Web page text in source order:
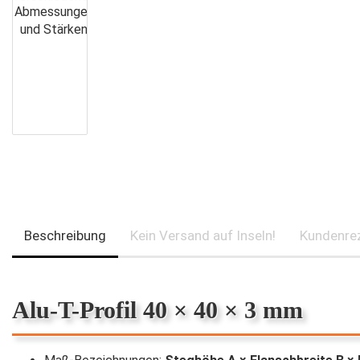
Beschreibung Kein Versand auf Inseln!
Alu-T-Profil 40 × 40 × 3 mm